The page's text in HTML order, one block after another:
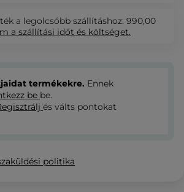
a legolcsóbb szállításhoz: 990,00
a szállítási időt és költséget.
termékekre. Ennek
be be.
és válts pontokat
politika